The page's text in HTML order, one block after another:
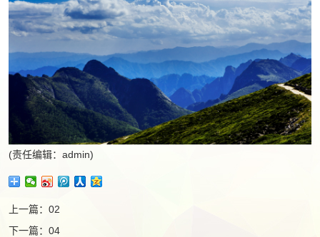
(责任编辑：admin)
上一篇： 02
下一篇： 04